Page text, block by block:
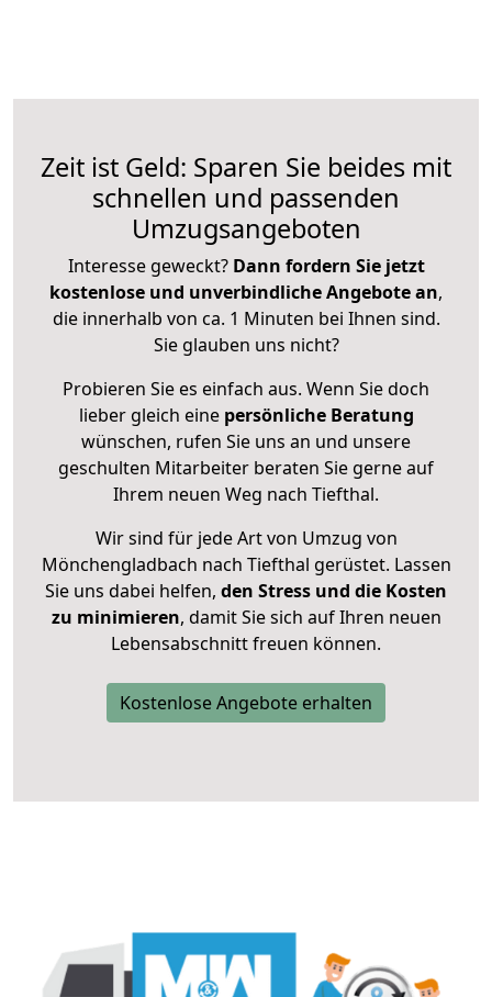
Zeit ist Geld: Sparen Sie beides mit
schnellen und passenden
Umzugsangeboten
Interesse geweckt? Dann fordern Sie jetzt
kostenlose und unverbindliche Angebote an,
die innerhalb von ca. 1 Minuten bei Ihnen sind.
Sie glauben uns nicht?
Probieren Sie es einfach aus. Wenn Sie doch
lieber gleich eine persönliche Beratung
wünschen, rufen Sie uns an und unsere
geschulten Mitarbeiter beraten Sie gerne auf
Ihrem neuen Weg nach Tiefthal.
Wir sind für jede Art von Umzug von
Mönchengladbach nach Tiefthal gerüstet. Lassen
Sie uns dabei helfen, den Stress und die Kosten
zu minimieren, damit Sie sich auf Ihren neuen
Lebensabschnitt freuen können.
Kostenlose Angebote erhalten